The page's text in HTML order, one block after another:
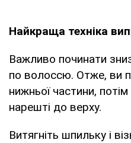
Найкраща техніка
Важливо починати
по волоссю. Отже, ви
нижньої частини,
нарешті до верху.
Витягніть шпильку і